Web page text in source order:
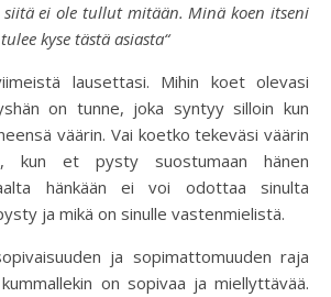
siitä ei ole tullut mitään. Minä koen itseni
kyse tästä asiasta“
lausettasi. Mihin koet olevasi
on tunne, joka syntyy silloin kun
väärin. Vai koetko tekeväsi väärin
kun et pysty suostumaan hänen
hänkään ei voi odottaa sinulta
ja mikä on sinulle vastenmielistä.
ja sopimattomuuden raja
on sopivaa ja miellyttävää.